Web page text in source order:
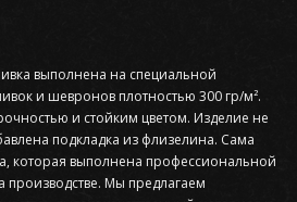
выполнена на специальной
и шевронов плотностью 300 гр/м².
и стойким цветом. Изделие не
подкладка из флизелина. Сама
которая выполнена профессиональной
Мы предлагаем